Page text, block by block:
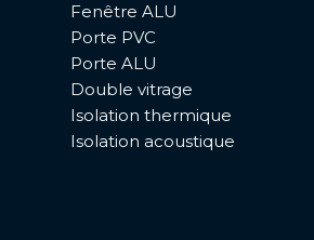
Fenêtre ALU
Porte PVC
Porte ALU
Double vitrage
Isolation thermique
Isolation acoustique